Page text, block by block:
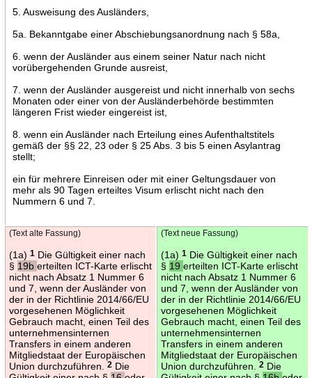
5. Ausweisung des Ausländers,
5a. Bekanntgabe einer Abschiebungsanordnung nach § 58a,
6. wenn der Ausländer aus einem seiner Natur nach nicht
vorübergehenden Grunde ausreist,
7. wenn der Ausländer ausgereist und nicht innerhalb von sechs
Monaten oder einer von der Ausländerbehörde bestimmten
längeren Frist wieder eingereist ist,
8. wenn ein Ausländer nach Erteilung eines Aufenthaltstitels
gemäß der §§ 22, 23 oder § 25 Abs. 3 bis 5 einen Asylantrag
stellt;
ein für mehrere Einreisen oder mit einer Geltungsdauer von
mehr als 90 Tagen erteiltes Visum erlischt nicht nach den
Nummern 6 und 7.
(Text alte Fassung)
(1a) 1Die Gültigkeit einer nach
§ 19b erteilten ICT-Karte erlischt
nicht nach Absatz 1 Nummer 6
und 7, wenn der Ausländer von
der in der Richtlinie 2014/66/EU
vorgesehenen Möglichkeit
Gebrauch macht, einen Teil des
unternehmensinternen
Transfers in einem anderen
Mitgliedstaat der Europäischen
Union durchzuführen.
2Die
(Text neue Fassung)
(1a) 1Die Gültigkeit einer nach
§ 19 erteilten ICT-Karte erlischt
nicht nach Absatz 1 Nummer 6
und 7, wenn der Ausländer von
der in der Richtlinie 2014/66/EU
vorgesehenen Möglichkeit
Gebrauch macht, einen Teil des
unternehmensinternen
Transfers in einem anderen
Mitgliedstaat der Europäischen
Union durchzuführen.
2Die